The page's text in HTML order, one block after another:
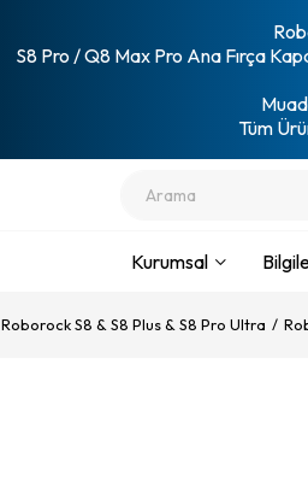
S8 Pro / Q8 Max Pro Ana Fırça
Tüm
Kurumsal
Roborock S8 & S8 Plus & S8 Pro Ultra